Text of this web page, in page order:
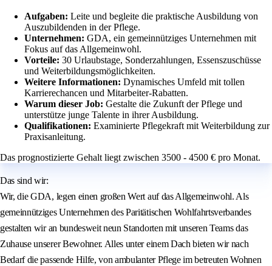
Aufgaben: Leite und begleite die praktische Ausbildung von
Auszubildenden in der Pflege.
Unternehmen: GDA, ein gemeinnütziges Unternehmen mit
Fokus auf das Allgemeinwohl.
Vorteile: 30 Urlaubstage, Sonderzahlungen, Essenszuschüsse
und Weiterbildungsmöglichkeiten.
Weitere Informationen: Dynamisches Umfeld mit tollen
Karrierechancen und Mitarbeiter-Rabatten.
Warum dieser Job: Gestalte die Zukunft der Pflege und
unterstütze junge Talente in ihrer Ausbildung.
Qualifikationen: Examinierte Pflegekraft mit Weiterbildung zur
Praxisanleitung.
Das prognostizierte Gehalt liegt zwischen 3500 - 4500 € pro Monat.
Das sind wir:
Wir, die GDA, legen einen großen Wert auf das Allgemeinwohl. Als
gemeinnütziges Unternehmen des Paritätischen Wohlfahrtsverbandes
gestalten wir an bundesweit neun Standorten mit unseren Teams das
Zuhause unserer Bewohner. Alles unter einem Dach bieten wir nach
Bedarf die passende Hilfe, von ambulanter Pflege im betreuten Wohnen